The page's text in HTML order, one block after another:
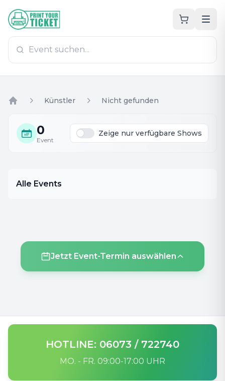
Zum Hauptinhalt
PrintYourTicket
Künstler Nicht gefunden
0
Event
Zeige nur verfügbare Shows
Alle Events
Jetzt Event-Termin auswählen
HOTLINE: 06073 / 722740
MO. - FR. 09:00-17:00 UHR